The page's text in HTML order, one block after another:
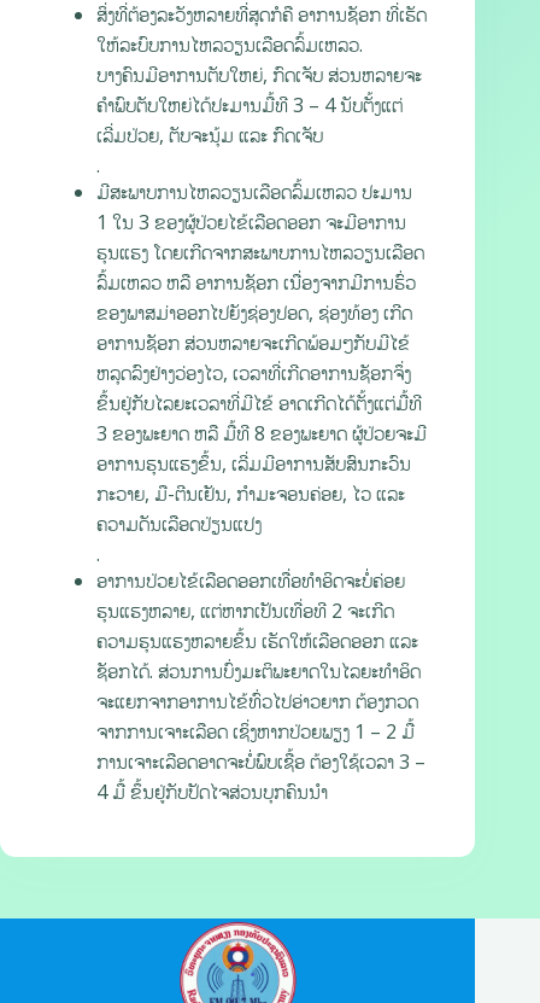
ສິ່ງທີ່ຕ້ອງລະວັງຫລາຍທີ່ສຸດກໍຄື ອາການຊັອກ ທີ່ເຮັດ
ໃຫ້ລະບົບການໄຫລວຽນເລືອດລົ້ມເຫລວ.
ບາງຄົນມີອາການຕັບໃຫຍ່, ກົດເຈັບ ສ່ວນຫລາຍຈະ
ຄຳພົບຕັບໃຫຍ່ໄດ້ປະມານມື້ທີ 3 – 4 ນັບຕັ້ງແຕ່
ເລີ່ມປ່ວຍ, ຕັບຈະນຸ້ມ ແລະ ກົດເຈັບ
.
ມີສະພາບການໄຫລວຽນເລືອດລົ້ມເຫລວ ປະມານ
1 ໃນ 3 ຂອງຜູ້ປ່ວຍໄຂ້ເລືອດອອກ ຈະມີອາການ
ຮຸນແຮງ ໂດຍເກີດຈາກສະພາບການໄຫລວຽນເລືອດ
ລົ້ມເຫລວ ຫລື ອາການຊັອກ ເນື່ອງຈາກມີການຮົ່ວ
ຂອງພາສມ່າອອກໄປຍັງຊ່ອງປອດ, ຊ່ອງທ້ອງ ເກີດ
ອາການຊັອກ ສ່ວນຫລາຍຈະເກີດພ້ອມໆກັບມີໄຂ້
ຫລຸດລົງຢ່າງວ່ອງໄວ, ເວລາທີ່ເກີດອາການຊັອກຈຶ່ງ
ຂຶ້ນຢູ່ກັບໄລຍະເວລາທີ່ມີໄຂ້ ອາດເກີດໄດ້ຕັ້ງແຕ່ມື້ທີ
3 ຂອງພະຍາດ ຫລື ມື້ທີ 8 ຂອງພະຍາດ ຜູ້ປ່ວຍຈະມີ
ອາການຮຸນແຮງຂຶ້ນ, ເລີ່ມມີອາການສັບສົນກະວົນ
ກະວາຍ, ມື-ຕີນເຢັນ, ກຳມະຈອນຄ່ອຍ, ໄວ ແລະ
ຄວາມດັນເລືອດປ່ຽນແປງ
.
ອາການປ່ວຍໄຂ້ເລືອດອອກເທື່ອທຳອິດຈະບໍ່ຄ່ອຍ
ຮຸນແຮງຫລາຍ, ແຕ່ຫາກເປັນເທື່ອທີ 2 ຈະເກີດ
ຄວາມຮຸນແຮງຫລາຍຂຶ້ນ ເຮັດໃຫ້ເລືອດອອກ ແລະ
ຊັອກໄດ້. ສ່ວນການບົ່ງມະຕິພະຍາດໃນໄລຍະທຳອິດ
ຈະແຍກຈາກອາການໄຂ້ທົ່ວໄປອ່າວຍາກ ຕ້ອງກວດ
ຈາກການເຈາະເລືອດ ເຊິ່ງຫາກປ່ວຍພຽງ 1 – 2 ມື້
ການເຈາະເລືອດອາດຈະບໍ່ພົບເຊື້ອ ຕ້ອງໃຊ້ເວລາ 3 –
4 ມື້ ຂຶ້ນຢູ່ກັບປັດໄຈສ່ວນບຸກຄົນນຳ